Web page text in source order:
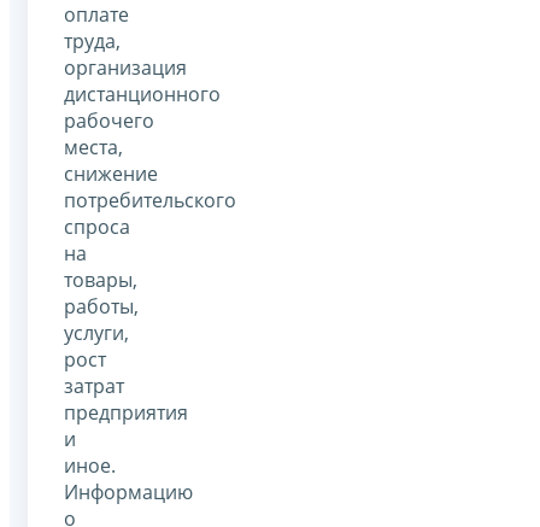
оплате
труда,
организация
дистанционного
рабочего
места,
снижение
потребительского
спроса
на
товары,
работы,
услуги,
рост
затрат
предприятия
и
иное.
Информацию
о